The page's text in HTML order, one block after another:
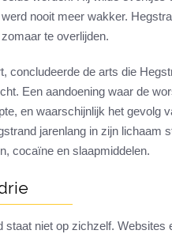
nooit meer wakker.
te overlijden.
concludeerde de arts die
Een aandoening waar de
en waarschijnlijk het gevolg
jarenlang in zijn lichaam
cocaïne en slaapmiddelen.
staat niet op zichzelf. Websites